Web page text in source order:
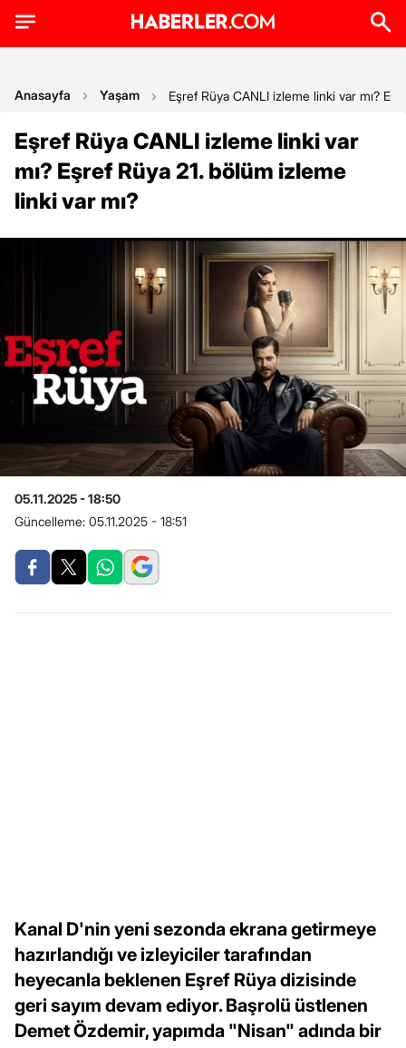
Anasayfa Yaşam Eşref Rüya CANLI izleme linki var mı?
Eşref Rüya CANLI izleme linki var
mı? Eşref Rüya 21. bölüm izleme
linki var mı?
05.11.2025 - 18:50
Güncelleme: 05.11.2025 - 18:51
Kanal D'nin yeni sezonda ekrana getirmeye
hazırlandığı ve izleyiciler tarafından
heyecanla beklenen Eşref Rüya dizisinde
geri sayım devam ediyor. Başrolü üstlenen
Demet Özdemir, yapımda "Nisan" adında bir